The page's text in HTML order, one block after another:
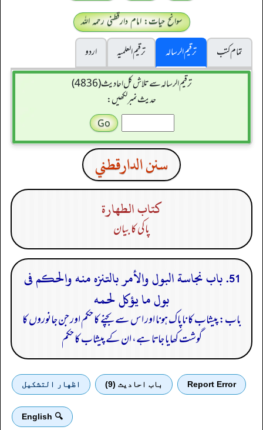
سوانح حیات: امام دارقطنی رحمہ اللہ
تمام کتب
ترقیم الرسالہ ترقیم العلمیہ
اردو
ترقیم الرسالہ سے تلاش کل احادیث (4836)
حدیث نمبر لکھیں:
سنن الدارقطني
كتاب الطهارة
پاکی کا بیان
51. باب نجاسة البول والأمر بالتنزه منه والحكم فى
بول ما يؤكل لحمه
باب: پیشاب کا ناپاک ہونا اور اس سے بچنے کا حکم اور جن جانوروں کا
گوشت کھایا جاتا ہے، ان کے پیشاب کا حکم
Report Error باب احادیث (9) اظهار التشكيل
🔍 English